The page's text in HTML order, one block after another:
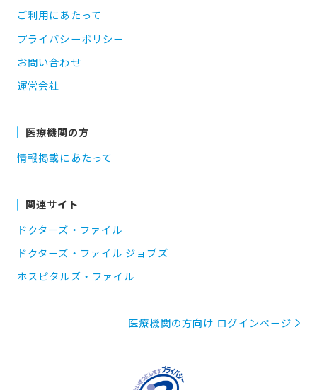
ご利用にあたって
プライバシーポリシー
お問い合わせ
運営会社
医療機関の方
情報掲載にあたって
関連サイト
ドクターズ・ファイル
ドクターズ・ファイル ジョブズ
ホスピタルズ・ファイル
医療機関の方向け ログインページ